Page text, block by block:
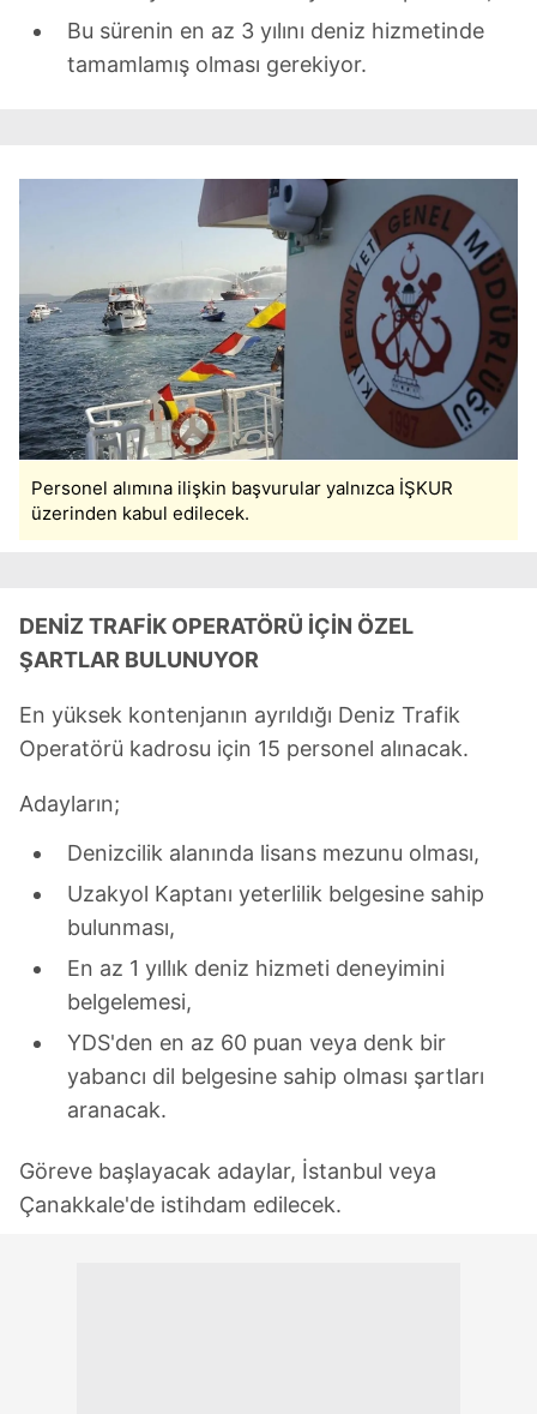
Bu sürenin en az 3 yılını deniz hizmetinde
tamamlamış olması gerekiyor.
Personel alımına ilişkin başvurular yalnızca İŞKUR
üzerinden kabul edilecek.
DENİZ TRAFİK OPERATÖRÜ İÇİN ÖZEL
ŞARTLAR BULUNUYOR
En yüksek kontenjanın ayrıldığı Deniz Trafik
Operatörü kadrosu için 15 personel alınacak.
Adayların;
Denizcilik alanında lisans mezunu olması,
Uzakyol Kaptanı yeterlilik belgesine sahip
bulunması,
En az 1 yıllık deniz hizmeti deneyimini
belgelemesi,
YDS'den en az 60 puan veya denk bir
yabancı dil belgesine sahip olması şartları
aranacak.
Göreve başlayacak adaylar, İstanbul veya
Çanakkale'de istihdam edilecek.